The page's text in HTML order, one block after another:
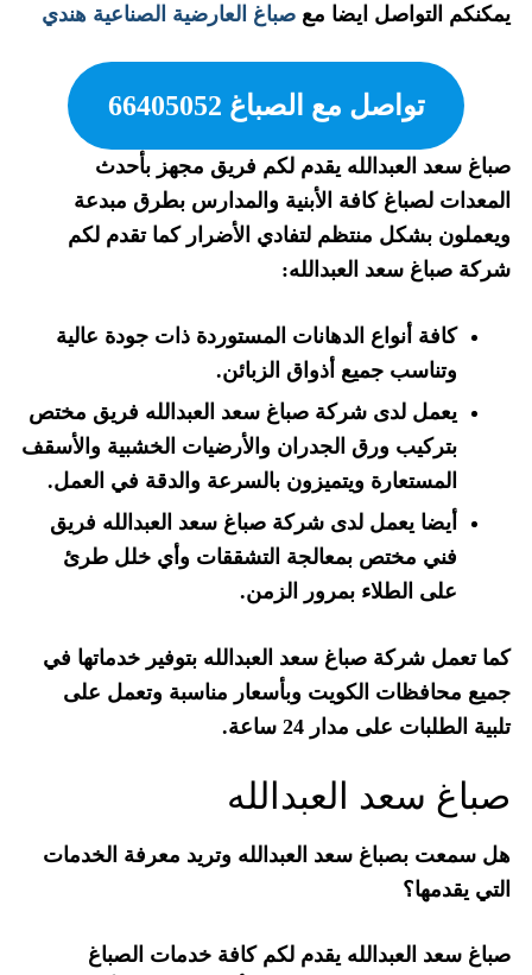
يمكنكم التواصل ايضا مع صباغ العارضية الصناعية هندي
تواصل مع الصباغ 66405052
صباغ سعد العبدالله يقدم لكم فريق مجهز بأحدث
المعدات لصباغ كافة الأبنية والمدارس بطرق مبدعة
ويعملون بشكل منتظم لتفادي الأضرار كما تقدم لكم
شركة صباغ سعد العبدالله:
كافة أنواع الدهانات المستوردة ذات جودة عالية
وتناسب جميع أذواق الزبائن.
يعمل لدى شركة صباغ سعد العبدالله فريق مختص
بتركيب ورق الجدران والأرضيات الخشبية والأسقف
المستعارة ويتميزون بالسرعة والدقة في العمل.
أيضا يعمل لدى شركة صباغ سعد العبدالله فريق
فني مختص بمعالجة التشققات وأي خلل طرئ
على الطلاء بمرور الزمن.
كما تعمل شركة صباغ سعد العبدالله بتوفير خدماتها في
جميع محافظات الكويت وبأسعار مناسبة وتعمل على
تلبية الطلبات على مدار 24 ساعة.
صباغ سعد العبدالله
هل سمعت بصباغ سعد العبدالله وتريد معرفة الخدمات
التي يقدمها؟
صباغ سعد العبدالله يقدم لكم كافة خدمات الصباغ